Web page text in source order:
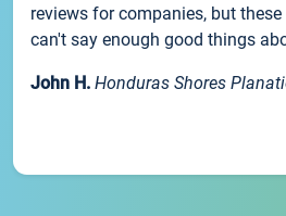
reviews for companies, but
can't say enough good things
John H. Honduras Shores